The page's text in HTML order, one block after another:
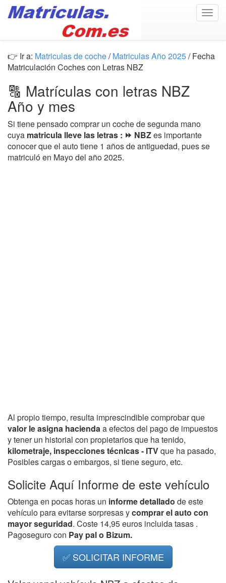
👉 Ir a: Matriculas de coche/Matriculas Año 2025/ Fecha
Matriculación Coches con Letras NBZ
🔠 Matrículas con letras NBZ
Año y mes
Si tiene pensado comprar un coche de segunda mano
cuya matricula lleve las letras : ⏩ NBZes importante
conocer que el auto tiene 1 años de antiguedad, pues se
matriculó en Mayo del año 2025.
Al propio tiempo, resulta imprescindible comprobar que
valor le asigna haciendaa efectos del pago de impuestos
y tener un historial con propietarios que ha tenido,
kilometraje, inspecciones técnicas - ITVque ha pasado,
Posibles cargas o embargos, si tiene seguro, etc.
Solicite Aquí Informe de este vehículo
Obtenga en pocas horas un informe detallado de este
vehículo para evitarse sorpresas ycomprar el auto con
mayor seguridad. Coste 14,95 euros incluida tasas .
Pagoseguro con Pay pal o Bizum.
✅ SOLICITAR INFORME